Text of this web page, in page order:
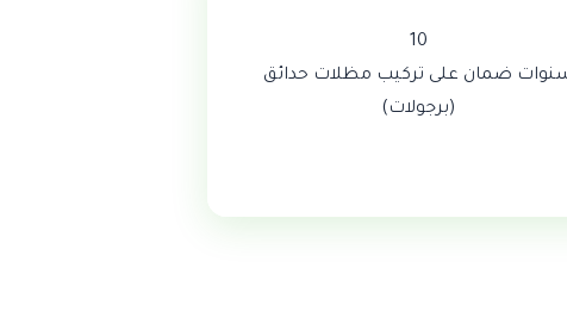
10
ضمان على تركيب مظلات حدائق
(برجولات)